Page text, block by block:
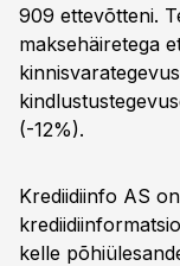
909 ettevõtteni.
maksehäiretega
(-12%).
Krediidiinfo AS
kelle